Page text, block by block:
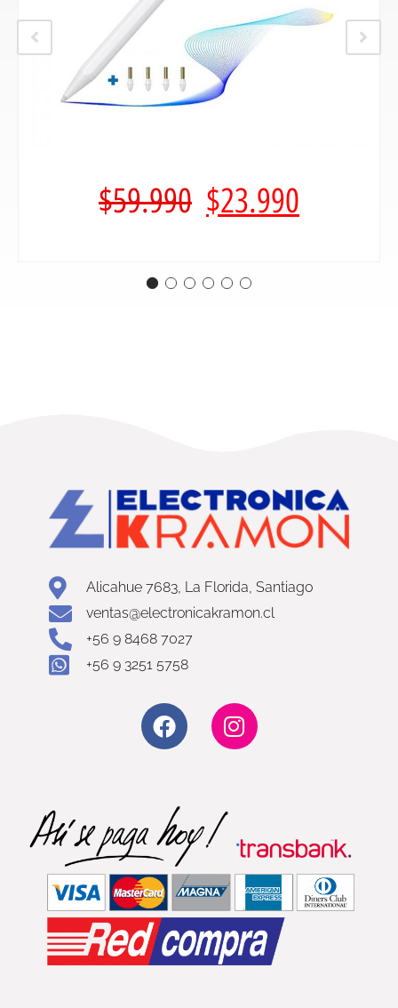
$59.990 $23.990
Alicahue 7683, La Florida, Santiago
ventas@electronicakramon.cl
+56 9 8468 7027
+56 9 3251 5758